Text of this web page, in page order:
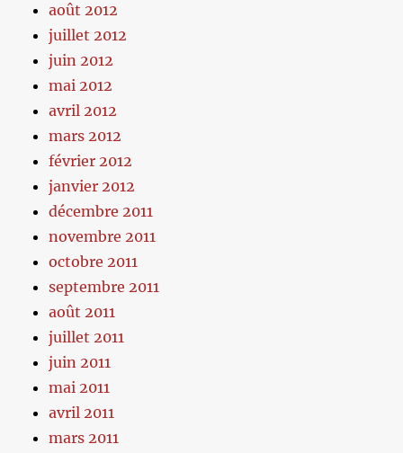
août 2012
juillet 2012
juin 2012
mai 2012
avril 2012
mars 2012
février 2012
janvier 2012
décembre 2011
novembre 2011
octobre 2011
septembre 2011
août 2011
juillet 2011
juin 2011
mai 2011
avril 2011
mars 2011